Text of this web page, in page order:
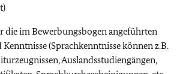
die im Bewerbungsbogen angeführten
(Sprachkenntnisse könnenz.B.
Auslandsstudiengängen,